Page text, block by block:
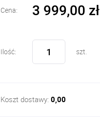
Cena: 3 999,00 zł
Ilość: szt.
Koszt dostawy: 0,00